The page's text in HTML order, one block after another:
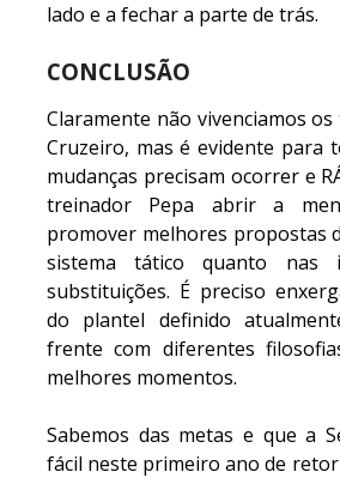
lado e a fechar a parte de trás.
CONCLUSÃO
Claramente não vivenciamos
Cruzeiro, mas é evidente para
mudanças precisam ocorrer e
treinador Pepa abrir a
promover melhores propostas
sistema tático quanto nas
substituições. É preciso
do plantel definido
frente com diferentes
melhores momentos.
Sabemos das metas e que a
fácil neste primeiro ano de